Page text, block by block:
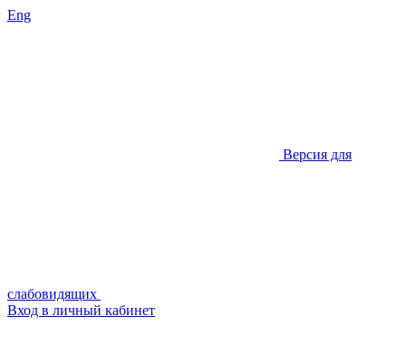
Eng
Версия для
слабовидящих
Вход в личный кабинет